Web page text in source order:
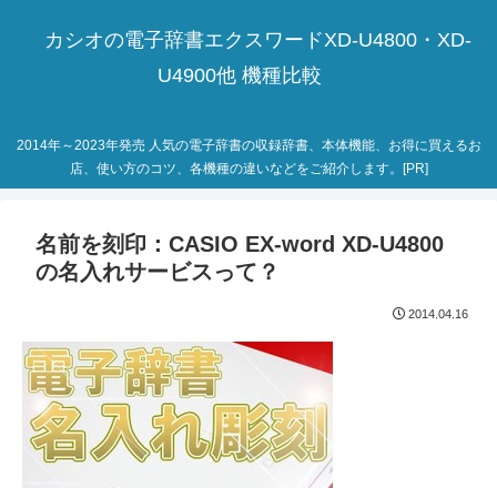
カシオの電子辞書エクスワードXD-U4800・XD-
U4900他 機種比較
2014年～2023年発売 人気の電子辞書の収録辞書、本体機能、お得に買えるお
店、使い方のコツ、各機種の違いなどをご紹介します。[PR]
名前を刻印：CASIO EX-word XD-U4800
の名入れサービスって？
2014.04.16